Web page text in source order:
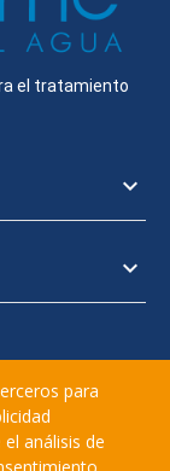
el tratamiento


para
análisis de